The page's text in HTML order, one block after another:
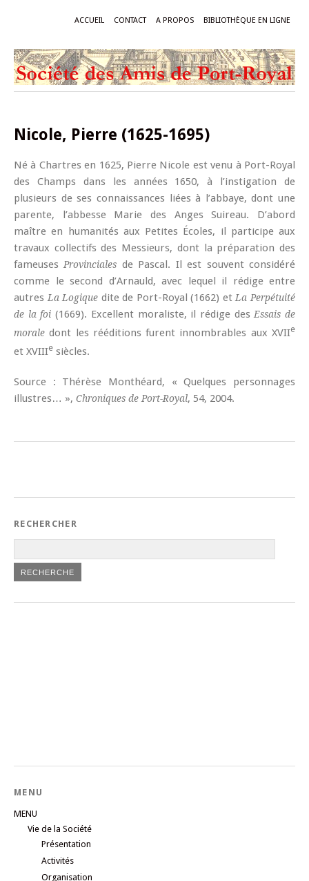
ACCUEIL CONTACT A PROPOS BIBLIOTHÈQUE EN LIGNE
Nicole, Pierre (1625-1695)
Né à Chartres en 1625, Pierre Nicole est venu à Port-Royal
des Champs dans les années 1650, à l’instigation de
plusieurs de ses connaissances liées à l’abbaye, dont une
parente, l’abbesse Marie des Anges Suireau. D’abord
maître en humanités aux Petites Écoles, il participe aux
travaux collectifs des Messieurs, dont la préparation des
fameusesProvinciales de Pascal. Il est souvent considéré
comme le second d’Arnauld, avec lequel il rédige entre
autres La Logique dite de Port-Royal (1662) etLa Perpétuité
de la foi(1669). Excellent moraliste, il rédige desEssais de
morale dont les rééditions furent innombrables aux XVIIe
et XVIIIe siècles.
Source : Thérèse Monthéard, « Quelques personnages
illustres… », Chroniques de Port-Royal, 54, 2004.
RECHERCHER
MENU
MENU
Vie de la Société
Présentation
Activités
Organisation